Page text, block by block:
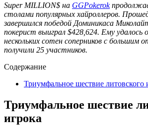
Super MILLION$ на GGPokerok
столами популярных хайроллеров.
завершился победой Доминикаса
покерист выиграл $428,624. Ему удалось
нескольких сотен соперников с большим
получили 25 участников.
Содержание
Триумфальное шествие литовского
Триумфальное шествие
игрока